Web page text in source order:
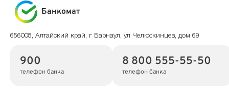
Банкомат
656008, Алтайский край, г Барнаул, ул Челюскинцев, дом 69
900
телефон банка
8 800 555-55-50
телефон банка